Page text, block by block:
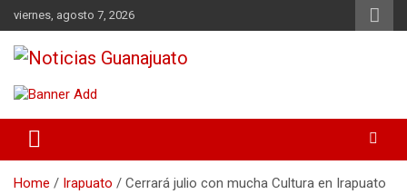
Skip
to
content
viernes, agosto 7, 2026
Noticias Guanajuato
Home Irapuato Cerrará julio con mucha Cultura en Irapuato